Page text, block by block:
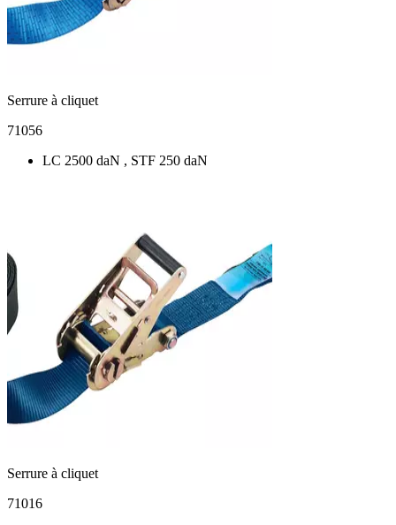
Serrure à cliquet
71056
LC 2500 daN , STF 250 daN
Serrure à cliquet
71016